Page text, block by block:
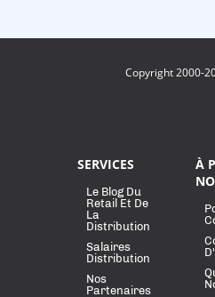
Copyright 2000-
SERVICES
Le Blog Du
Retail Et De
La
Distribution
Salaires
Distribution
Nos
Partenaires
À